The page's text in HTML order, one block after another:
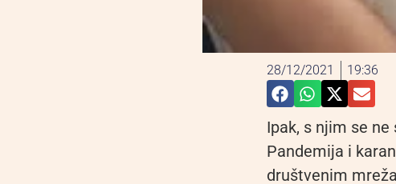
28/12/2021 19:36
Ipak, s njim se
Pandemija i
društvenim